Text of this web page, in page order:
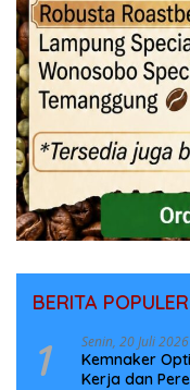
BERITA POPULER
1 Senin, 20 Juli 2026
Kemnaker
Kerja dan